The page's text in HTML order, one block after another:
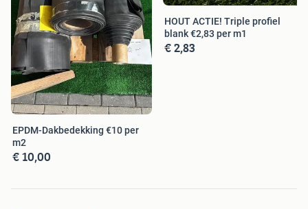
EPDM-Dakbedekking €10 per
m2
€ 10,00
HOUT ACTIE! Triple profiel
blank €2,83 per m1
€ 2,83